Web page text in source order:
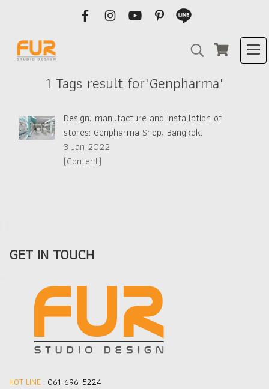
1 Tags result for"Genpharma"
Design, manufacture and installation of
stores: Genpharma Shop, Bangkok.
3 Jan 2022
(Content)
GET IN TOUCH
HOT LINE : 061-696-5224